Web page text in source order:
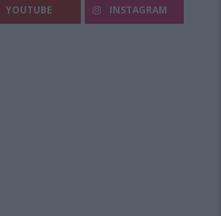
YOUTUBE INSTAGRAM